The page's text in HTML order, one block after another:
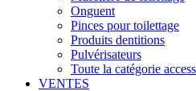
Onguent
Pinces pour toilettage
Produits dentitions
Pulvérisateurs
Toute la catégorie
VENTES